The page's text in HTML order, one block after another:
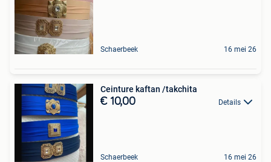
Schaerbeek 16 mei 26
Ceinture kaftan /takchita
€ 10,00 Details
Schaerbeek 16 mei 26